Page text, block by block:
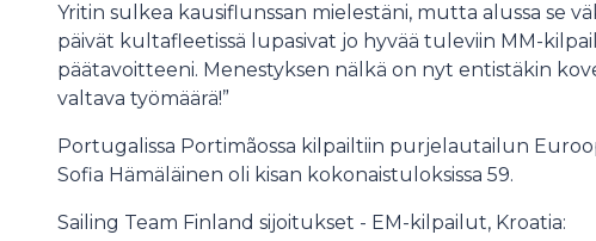
Yritin sulkea kausiflunssan mielestäni, mutta alussa se
päivät kultafleetissä lupasivat jo hyvää tuleviin MM-
päätavoitteeni. Menestyksen nälkä on nyt entistäkin
valtava työmäärä!”
Portugalissa Portimãossa kilpailtiin purjelautailun
Sofia Hämäläinen oli kisan kokonaistuloksissa 59.
Sailing Team Finland sijoitukset - EM-kilpailut, Kroatia: